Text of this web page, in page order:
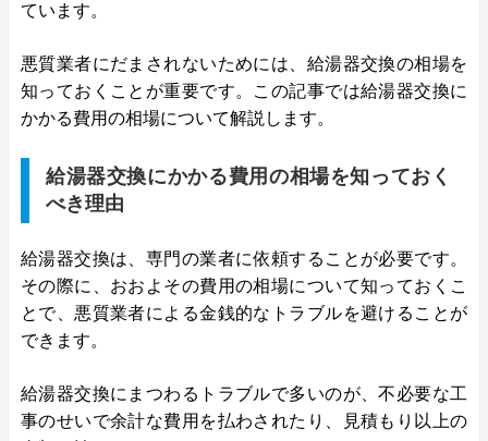
ています。
悪質業者にだまされないためには、給湯器交換の相場を
知っておくことが重要です。この記事では給湯器交換に
かかる費用の相場について解説します。
給湯器交換にかかる費用の相場を知っておく
べき理由
給湯器交換は、専門の業者に依頼することが必要です。
その際に、おおよその費用の相場について知っておくこ
とで、悪質業者による金銭的なトラブルを避けることが
できます。
給湯器交換にまつわるトラブルで多いのが、不必要な工
事のせいで余計な費用を払わされたり、見積もり以上の